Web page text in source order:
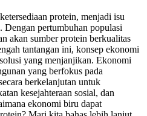
protein, menjadi isu
Dengan pertumbuhan populasi
akan sumber protein berkualitas
tantangan ini, konsep ekonomi
yang menjanjikan. Ekonomi
yang berfokus pada
berkelanjutan untuk
kesejahteraan sosial, dan
ekonomi biru dapat